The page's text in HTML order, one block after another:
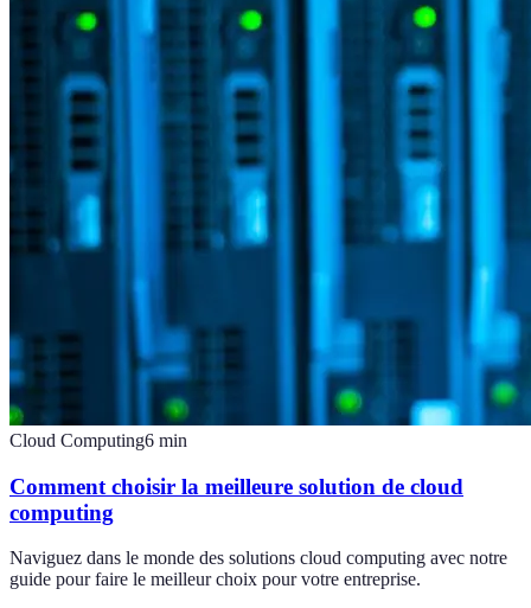
Cloud Computing6 min
Comment choisir la meilleure solution de cloud
computing
Naviguez dans le monde des solutions cloud computing avec notre
guide pour faire le meilleur choix pour votre entreprise.